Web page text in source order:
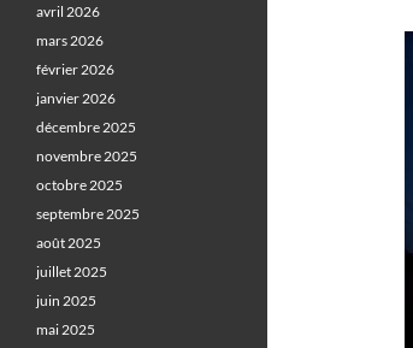
avril 2026
mars 2026
février 2026
janvier 2026
décembre 2025
novembre 2025
octobre 2025
septembre 2025
août 2025
juillet 2025
juin 2025
mai 2025